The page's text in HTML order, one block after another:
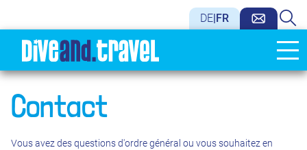
DE FR
Contact
Vous avez des questions d'ordre général ou vous souhaitez en